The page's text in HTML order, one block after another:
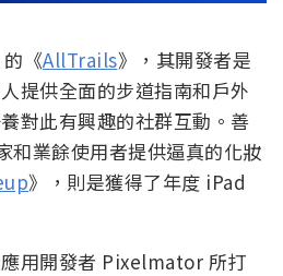
《AllTrails》，其開發者是
提供全面的步道指南和戶外
對此有興趣的社群互動。善
和業餘使用者提供逼真的化妝
》，則是獲得了年度 iPad
用開發者 Pixelmator 所打